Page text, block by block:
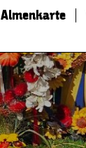
Almenkarte